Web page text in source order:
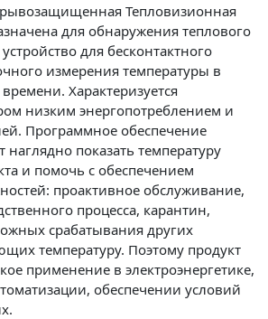
Тепловизионная
для обнаружения теплового
для бесконтактного
измерения температуры в
Характеризуется
низким энергопотреблением и
Программное обеспечение
наглядно показать температуру
и помочь с обеспечением
проактивное обслуживание,
процесса, карантин,
срабатывания других
температуру. Поэтому продукт
применение в электроэнергетике,
обеспечении условий